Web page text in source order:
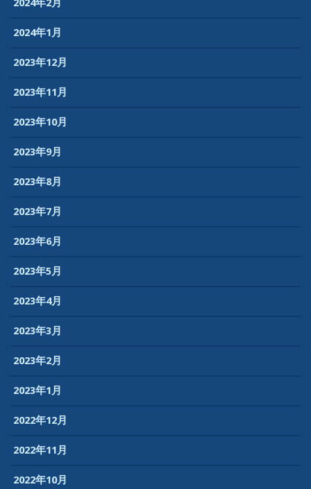
2024年2月
2024年1月
2023年12月
2023年11月
2023年10月
2023年9月
2023年8月
2023年7月
2023年6月
2023年5月
2023年4月
2023年3月
2023年2月
2023年1月
2022年12月
2022年11月
2022年10月